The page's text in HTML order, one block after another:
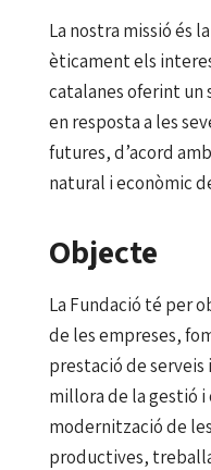
La nostra missió és
èticament els
catalanes oferint un
en resposta a les
futures, d’acord
natural i econòmic
Objecte
La Fundació té per
de les empreses,
prestació de serveis
millora de la gestió
modernització de
productives,